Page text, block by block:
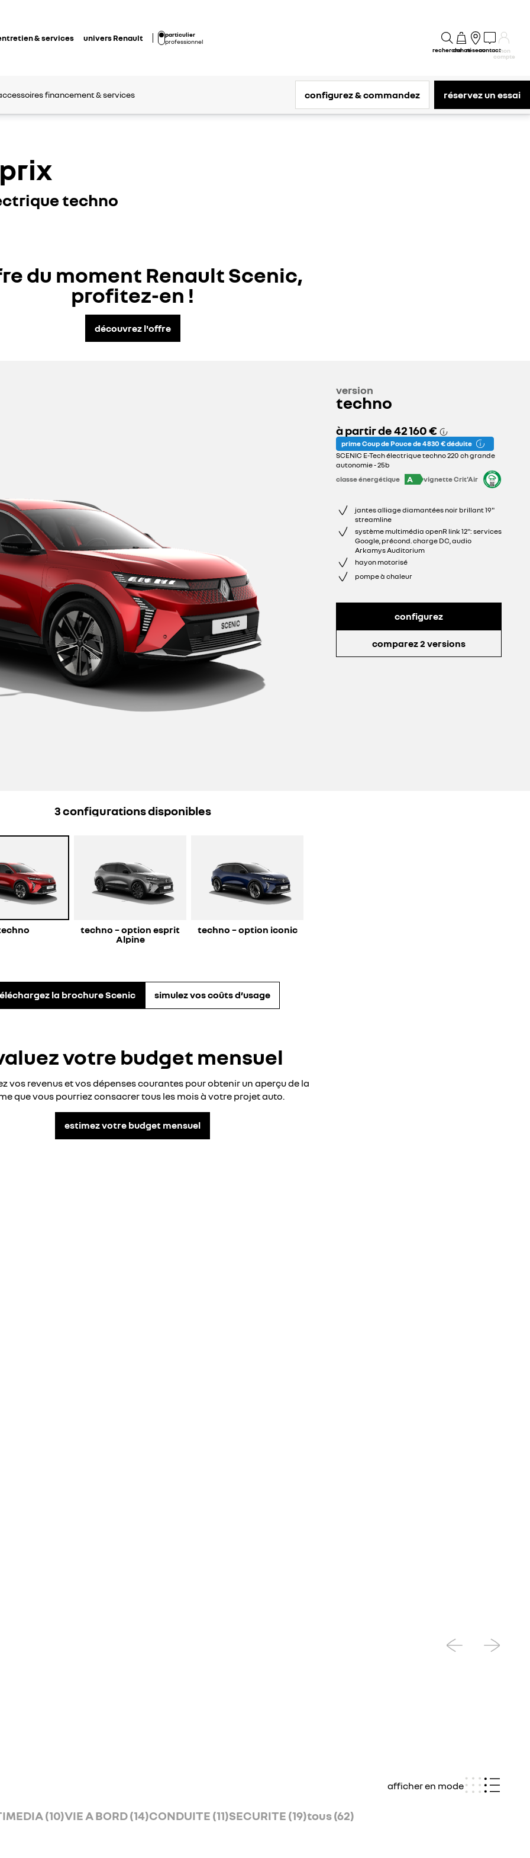
& services univers Renault
particulier
professionnel
rechercheachatréseaucontactmon
compte
financement & services configurez & commandez réservez un essai
techno
du moment Renault Scenic,
profitez-en !
découvrez l'offre
3configurations disponibles
techno – option esprit
Alpine
techno – option iconic
version
techno
à partir de42 160 €
prime Coup de Pouce de 4 830 € déduite
SCENIC E-Tech électrique techno 220 ch grande
autonomie - 25b
classe énergétique
A vignette Crit'Air
jantes alliage diamantées noir brillant 19"
streamline
système multimédia openR link 12": services
Google, précond. charge DC, audio
Arkamys Auditorium
hayon motorisé
pompe à chaleur
configurez
comparez 2 versions
la brochure Scenic simulez vos coûts d’usage
votre budget mensuel
vos revenus et vos dépenses courantes pour obtenir un aperçu de la
que vous pourriez consacrer tous les mois à votre projet auto.
estimez votre budget mensuel
afficher en mode
(10)VIE A BORD (14)CONDUITE (11)SECURITE (19)tous (62)